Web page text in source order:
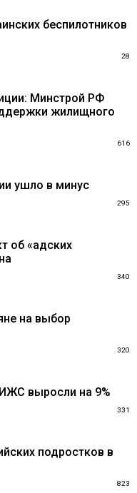
беспилотников
28
Минстрой РФ
жилищного
616
ушло в минус
295
об «адских
340
на выбор
320
выросли на 9%
331
подростков в
823